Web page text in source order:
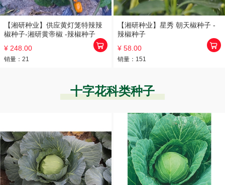
【湘研种业】供应黄灯笼特辣辣
椒种子-湘研黄帝椒 -辣椒种子
¥ 248.00
销量： 21
【湘研种业】星秀 朝天椒种子 -
辣椒种子
¥ 58.00
销量： 151
十字花科类种子